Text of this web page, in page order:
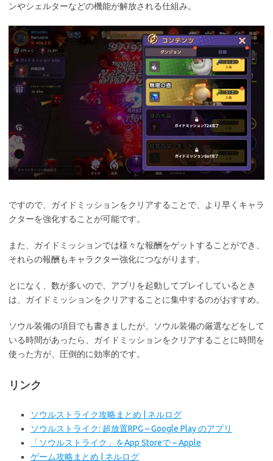
ンやシェルターなどの機能が解放される仕組み。
ですので、ガイドミッションをクリアすることで、より早くキャラ
クターを強化することが可能です。
また、ガイドミッションでは様々な報酬をゲットすることができ、
それらの報酬もキャラクター強化につながります。
とになく、数が多いので、アプリを起動してプレイしているとき
は、ガイドミッションをクリアすることに集中するのがおすすめ。
ソウル装備の項目でも書きましたが、ソウル装備の厳選などをして
いる時間があったら、ガイドミッションをクリアすることに時間を
使った方が、圧倒的に効率的です。
リンク
ソウルストライク攻略まとめ | ネルログ
ソウルストライク: 超放置RPG – Google Play のアプリ
「ソウルストライク」をApp Storeで – Apple
ゲーム攻略まとめ | ネルログ